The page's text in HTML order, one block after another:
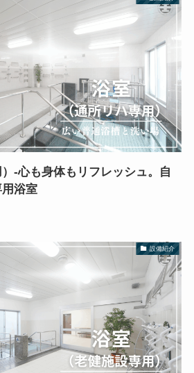
-心も身体もリフレッシュ。自
浴室
設備紹介